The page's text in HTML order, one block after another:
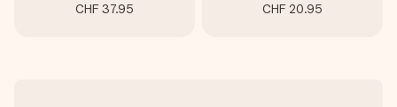
CHF 37.95 CHF 20.95